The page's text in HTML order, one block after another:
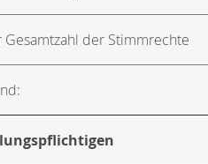
der Stimmrechte